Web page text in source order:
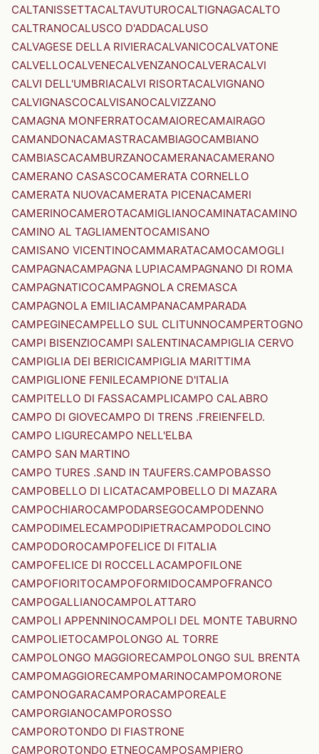
CALTANISSETTACALTAVUTUROCALTIGNAGACALTO
CALTRANOCALUSCO D'ADDACALUSO
CALVAGESE DELLA RIVIERACALVANICOCALVATONE
CALVELLOCALVENECALVENZANOCALVERACALVI
CALVI DELL'UMBRIACALVI RISORTACALVIGNANO
CALVIGNASCOCALVISANOCALVIZZANO
CAMAGNA MONFERRATOCAMAIORECAMAIRAGO
CAMANDONACAMASTRACAMBIAGOCAMBIANO
CAMBIASCACAMBURZANOCAMERANACAMERANO
CAMERANO CASASCOCAMERATA CORNELLO
CAMERATA NUOVACAMERATA PICENACAMERI
CAMERINOCAMEROTACAMIGLIANOCAMINATACAMINO
CAMINO AL TAGLIAMENTOCAMISANO
CAMISANO VICENTINOCAMMARATACAMOCAMOGLI
CAMPAGNACAMPAGNA LUPIACAMPAGNANO DI ROMA
CAMPAGNATICOCAMPAGNOLA CREMASCA
CAMPAGNOLA EMILIACAMPANACAMPARADA
CAMPEGINECAMPELLO SUL CLITUNNOCAMPERTOGNO
CAMPI BISENZIOCAMPI SALENTINACAMPIGLIA CERVO
CAMPIGLIA DEI BERICICAMPIGLIA MARITTIMA
CAMPIGLIONE FENILECAMPIONE D'ITALIA
CAMPITELLO DI FASSACAMPLICAMPO CALABRO
CAMPO DI GIOVECAMPO DI TRENS .FREIENFELD.
CAMPO LIGURECAMPO NELL'ELBA
CAMPO SAN MARTINO
CAMPO TURES .SAND IN TAUFERS.CAMPOBASSO
CAMPOBELLO DI LICATACAMPOBELLO DI MAZARA
CAMPOCHIAROCAMPODARSEGOCAMPODENNO
CAMPODIMELECAMPODIPIETRACAMPODOLCINO
CAMPODOROCAMPOFELICE DI FITALIA
CAMPOFELICE DI ROCCELLACAMPOFILONE
CAMPOFIORITOCAMPOFORMIDOCAMPOFRANCO
CAMPOGALLIANOCAMPOLATTARO
CAMPOLI APPENNINOCAMPOLI DEL MONTE TABURNO
CAMPOLIETOCAMPOLONGO AL TORRE
CAMPOLONGO MAGGIORECAMPOLONGO SUL BRENTA
CAMPOMAGGIORECAMPOMARINOCAMPOMORONE
CAMPONOGARACAMPORACAMPOREALE
CAMPORGIANOCAMPOROSSO
CAMPOROTONDO DI FIASTRONE
CAMPOROTONDO ETNEOCAMPOSAMPIERO